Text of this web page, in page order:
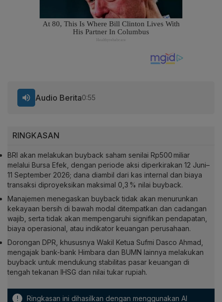
RINGKASAN
BRI akan melakukan buyback saham senilai Rp500 miliar
melalui Bursa Efek, dengan periode aksi diperkirakan 12 Juni–
11 September 2026; dana diambil dari kas internal dan biaya
transaksi diproyeksikan maksimal 0,3 % nilai buyback.
Manajemen menegaskan buyback tidak akan menurunkan
kekayaan bersih di bawah modal ditempatkan dan cadangan
wajib, serta tidak akan mempengaruhi signifikan pendapatan,
biaya operasional, atau indikator keuangan perusahaan.
Dorongan DPR, khususnya Wakil Ketua Sufmi Dasco Ahmad,
mengajak bank-bank Himbara dan BUMN lainnya melakukan
buyback untuk mendukung stabilitas pasar keuangan di
tengah tekanan IHSG dan nilai tukar rupiah.
! Ringkasan ini dihasilkan dengan menggunakan AI
Audio Berita0:55